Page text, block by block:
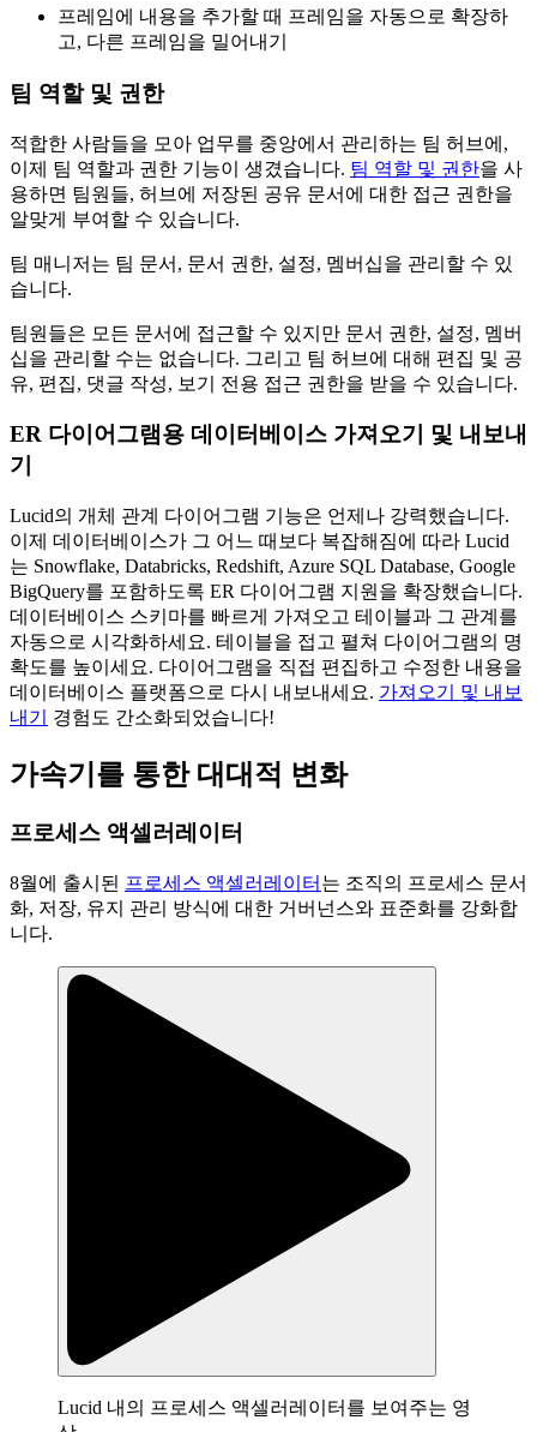
프레임에 내용을 추가할 때 프레임을 자동으로 확장하
고, 다른 프레임을 밀어내기
팀 역할 및 권한
적합한 사람들을 모아 업무를 중앙에서 관리하는 팀 허브에,
이제 팀 역할과 권한 기능이 생겼습니다. 팀 역할 및 권한을 사
용하면 팀원들, 허브에 저장된 공유 문서에 대한 접근 권한을
알맞게 부여할 수 있습니다.
팀 매니저는 팀 문서, 문서 권한, 설정, 멤버십을 관리할 수 있
습니다.
팀원들은 모든 문서에 접근할 수 있지만 문서 권한, 설정, 멤버
십을 관리할 수는 없습니다. 그리고 팀 허브에 대해 편집 및 공
유, 편집, 댓글 작성, 보기 전용 접근 권한을 받을 수 있습니다.
ER 다이어그램용 데이터베이스 가져오기 및 내보내
기
Lucid의 개체 관계 다이어그램 기능은 언제나 강력했습니다.
이제 데이터베이스가 그 어느 때보다 복잡해짐에 따라 Lucid
는 Snowflake, Databricks, Redshift, Azure SQL Database, Google
BigQuery를 포함하도록 ER 다이어그램 지원을 확장했습니다.
데이터베이스 스키마를 빠르게 가져오고 테이블과 그 관계를
자동으로 시각화하세요. 테이블을 접고 펼쳐 다이어그램의 명
확도를 높이세요. 다이어그램을 직접 편집하고 수정한 내용을
데이터베이스 플랫폼으로 다시 내보내세요. 가져오기 및 내보
내기
경험도 간소화되었습니다!
가속기를 통한 대대적 변화
프로세스 액셀러레이터
8월에 출시된 프로세스 액셀러레이터 는 조직의 프로세스 문서
화, 저장, 유지 관리 방식에 대한 거버넌스와 표준화를 강화합
니다.
Lucid 내의 프로세스 액셀러레이터를 보여주는 영